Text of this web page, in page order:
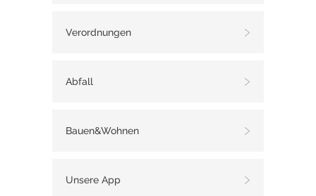
Verordnungen
Abfall
Bauen&Wohnen
Unsere App